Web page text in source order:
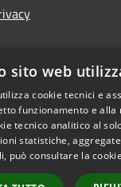
di accessibilità
sito web
cookie tecnici e
funzionamento e alla
tecnico analitico al
statistiche,
può consultare la